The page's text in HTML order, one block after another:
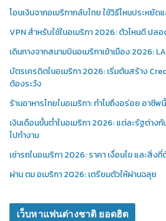
โอนเงินจากอเมริกากลับไทย ใช้วิธีไหนประหยั
VPN สำหรับใช้ในอเมริกา 2026: ตัวไหนดี ปล
เดินทางจากสนามบินอเมริกาเข้าเมือง 2026:
บัตรเครดิตในอเมริกา 2026: เริ่มต้นสร้าง
ต้องระวัง
ร้านอาหารไทยในอเมริกา: ทำไมถึงอร่อย อาชีพ
เงินเดือนขั้นต่ำในอเมริกา 2026: แต่ละรัฐต่าง
ไปทำงาน
เช่ารถในอเมริกา 2026: ราคา เงื่อนไข และสิ่
ผ่าน ตม อเมริกา 2026: เตรียมตัวให้ผ่านฉลุย
เว็บหาแฟนต่างชาติ ยอดฮิต